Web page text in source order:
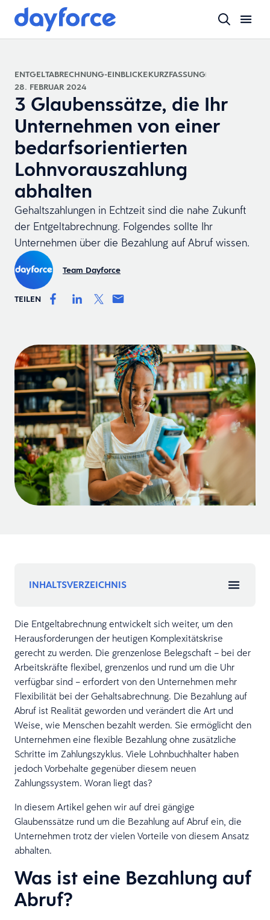
ENTGELTABRECHNUNG-EINBLICKEKURZFASSUNG
28. FEBRUAR 2024
3 Glaubenssätze, die Ihr
Unternehmen von einer
bedarfsorientierten
Lohnvorauszahlung
abhalten
Gehaltszahlungen in Echtzeit sind die nahe Zukunft
der Entgeltabrechnung. Folgendes sollte Ihr
Unternehmen über die Bezahlung auf Abruf wissen.
Team Dayforce
TEILEN
INHALTSVERZEICHNIS
Die Entgeltabrechnung entwickelt sich weiter, um den
Herausforderungen der heutigen Komplexitätskrise
gerecht zu werden. Die grenzenlose Belegschaft – bei der
Arbeitskräfte flexibel, grenzenlos und rund um die Uhr
verfügbar sind – erfordert von den Unternehmen mehr
Flexibilität bei der Gehaltsabrechnung. Die Bezahlung auf
Abruf ist Realität geworden und verändert die Art und
Weise, wie Menschen bezahlt werden. Sie ermöglicht den
Unternehmen eine flexible Bezahlung ohne zusätzliche
Schritte im Zahlungszyklus. Viele Lohnbuchhalter haben
jedoch Vorbehalte gegenüber diesem neuen
Zahlungssystem. Woran liegt das?
In diesem Artikel gehen wir auf drei gängige
Glaubenssätze rund um die Bezahlung auf Abruf ein, die
Unternehmen trotz der vielen Vorteile von diesem Ansatz
abhalten.
Was ist eine Bezahlung auf
Abruf?